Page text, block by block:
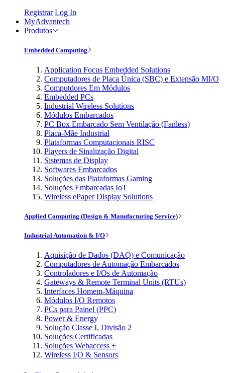
Registrar Log In
MyAdvantech
Produtos
Embedded Computing
Application Focus Embedded Solutions
Computadores de Placa Única (SBC) e Extensão MI/O
Computdores Em Módulos
Embedded PCs
Industrial Wireless Solutions
Módulos Embarcados
PC Box Embarcado Sem Ventilação (Fanless)
Placa-Mãe Industrial
Plataformas Computacionais RISC
Players de Sinalização Digital
Sistemas de Display
Softwares Embarcados
Soluções das Plataformas Gaming
Soluções Embarcadas IoT
Wireless ePaper Display Solutions
Applied Computing (Design & Manufacturing Service)
Industrial Automation & I/O
Aquisição de Dados (DAQ) e Comunicação
Computadores de Automação Embarcados
Controladores e I/Os de Automação
Gateways & Remote Terminal Units (RTUs)
Interfaces Homem-Máquina
Módulos I/O Remotos
PCs para Painel (PPC)
Power & Energy
Solução Classe I, Divisão 2
Soluções Certificadas
Soluções Webaccess +
Wireless I/O & Sensors